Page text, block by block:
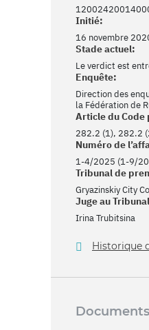
Initié:
16 novembre
Stade actuel:
Le verdict est
Enquête:
Direction des
la Fédération de
Article du Code
282.2 (1), 282.2
Numéro de
1-4/2025 (1-9/
Tribunal de
Gryazinskiy City
Juge au
Irina Trubitsina
Historique
Documents